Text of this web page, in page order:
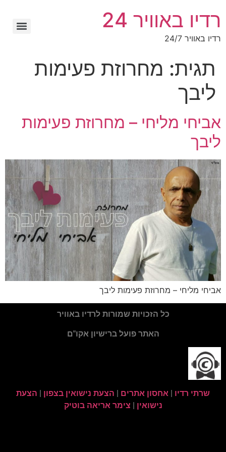
רדיו באוויר 24
רדיו באוויר 24/7
תגית: מחרוזת פעימות
ליבך
אביחי מליחי – מחרוזת פעימות
ליבך
אביחי מליחי – מחרוזת פעימות ליבך
כל הזכויות שמורות לרדיו באוויר
האתר פועל ברישיון אקו"ם
שרתי רדיו | אחסון אתרים | הצעת נישואין בצפון | הצעת
נישואין | צימר אריאה בוטיק